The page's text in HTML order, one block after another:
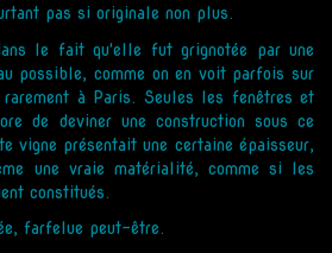
pas si originale non plus.
le fait qu'elle fut grignotée par une
possible, comme on en voit parfois sur
rarement à Paris. Seules les fenêtres et
de deviner une construction sous ce
vigne présentait une certaine épaisseur,
une vraie matérialité, comme si les
constitués.
farfelue peut-être.